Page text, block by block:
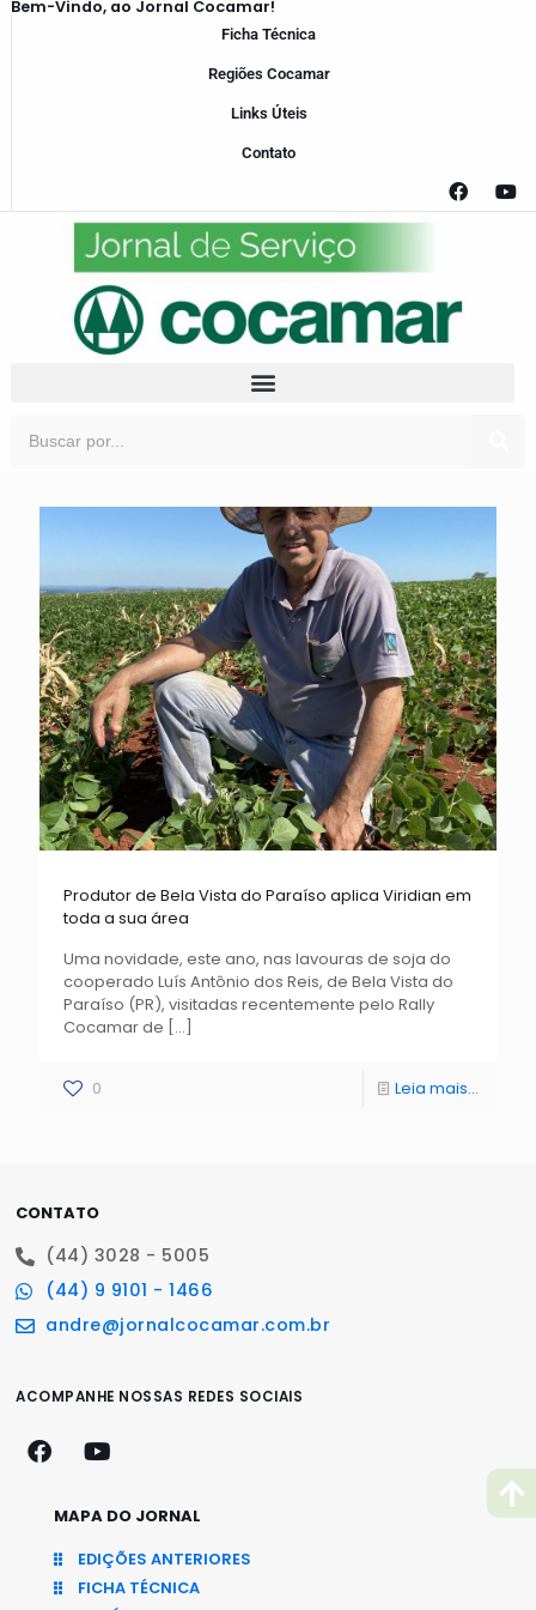
Bem-Vindo, ao Jornal Cocamar!
Ficha Técnica
Regiões Cocamar
Links Úteis
Contato
Produtor de Bela Vista do Paraíso aplica Viridian em
toda a sua área
Uma novidade, este ano, nas lavouras de soja do
cooperado Luís Antônio dos Reis, de Bela Vista do
Paraíso (PR), visitadas recentemente pelo Rally
Cocamar de […]
0 Leia mais...
CONTATO
(44) 3028 - 5005
(44) 9 9101 - 1466
andre@jornalcocamar.com.br
ACOMPANHE NOSSAS REDES SOCIAIS
MAPA DO JORNAL
EDIÇÕES ANTERIORES
FICHA TÉCNICA